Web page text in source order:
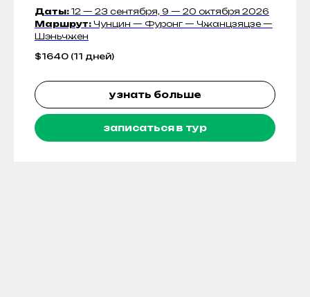
Даты: 12 — 23 сентября, 9 — 20 октября 2026
Маршрут: Чунцин — Фуронг — Чжанцзяцзе —
Шэньчжен
$1640 (11 дней)
узнать больше
записаться в тур